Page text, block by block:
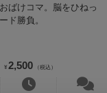
ばけコマ。脳をひねっ
ド勝負。
¥ 2,500 （税込）